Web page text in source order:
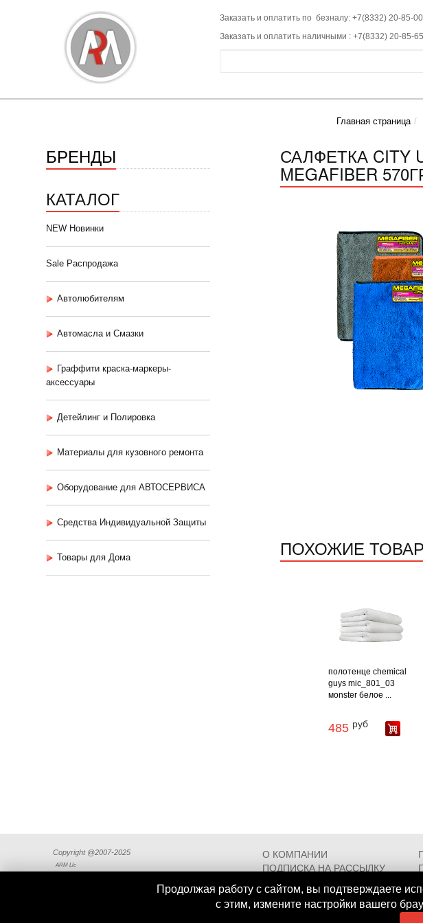
Заказать и оплатить по безналу: +7(8332) 20-85-
Заказать и оплатить наличными : +7(8332) 20-85-
Главная страница
БРЕНДЫ
КАТАЛОГ
NEW Новинки
Sale Распродажа
Автолюбителям
Автомасла и Смазки
Граффити краска-маркеры-
аксессуары
Детейлинг и Полировка
Материалы для кузовного ремонта
Оборудование для АВТОСЕРВИСА
Средства Индивидуальной Защиты
Товары для Дома
САЛФЕТКА CITY
MEGAFIBER
ПОХОЖИЕ
полотенце chemical
guys mic_801_03
мonster белое ...
485 руб
Продолжая работу с сайтом, вы подтверждаете
с этим, измените настройки вашего
Copyright @2007-2025
ARM Llc
О КОМПАНИИ
ПОДПИСКА НА РАССЫЛКУ
СХЕМА ПРОЕЗДА